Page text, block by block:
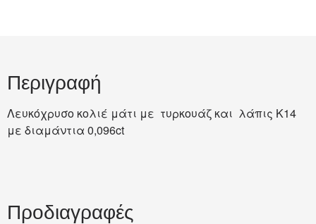
Περιγραφή
Λευκόχρυσο κολιέ μάτι με τυρκουάζ και λάπις Κ14
με διαμάντια 0,096ct
Προδιαγραφές